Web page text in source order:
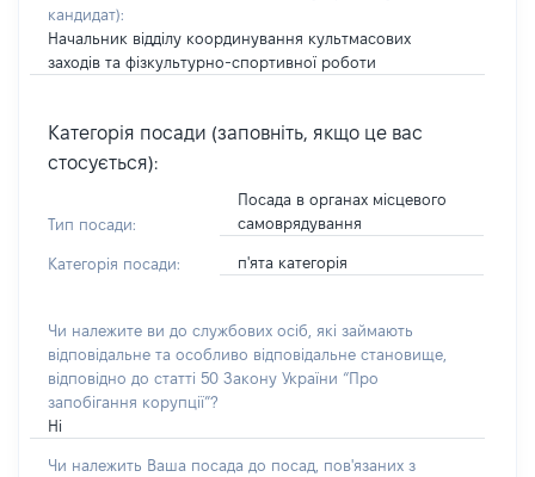
кандидат):
Начальник відділу координування культмасових
заходів та фізкультурно-спортивної роботи
Категорія посади (заповніть, якщо це вас
стосується):
Тип посади:
Посада в органах місцевого
самоврядування
Категорія посади: п'ята категорія
Чи належите ви до службових осіб, які займають
відповідальне та особливо відповідальне становище,
відповідно до статті 50 Закону України “Про
запобігання корупції”?
Ні
Чи належить Ваша посада до посад, пов'язаних з